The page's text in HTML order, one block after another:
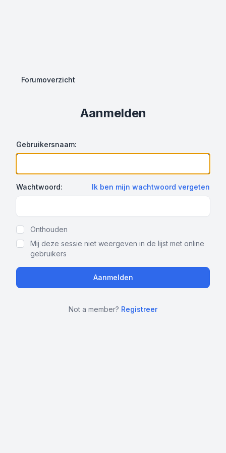
Forumoverzicht
Aanmelden
Gebruikersnaam:
Wachtwoord: Ik ben mijn wachtwoord vergeten
Onthouden
Mij deze sessie niet weergeven in de lijst met online
gebruikers
Not a member? Registreer